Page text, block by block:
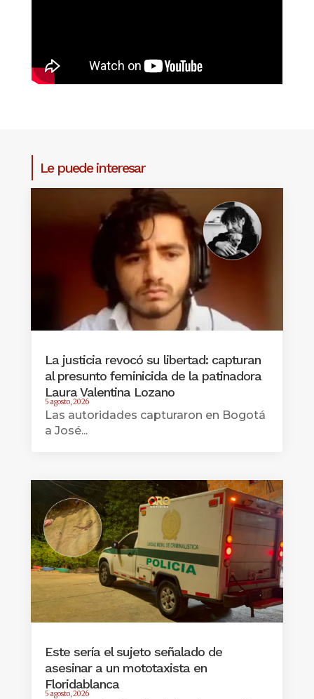
Le puede interesar
La justicia revocó su libertad: capturan
al presunto feminicida de la patinadora
Laura Valentina Lozano
5 agosto, 2026
Las autoridades capturaron en Bogotá
a José...
Este sería el sujeto señalado de
asesinar a un mototaxista en
Floridablanca
5 agosto, 2026